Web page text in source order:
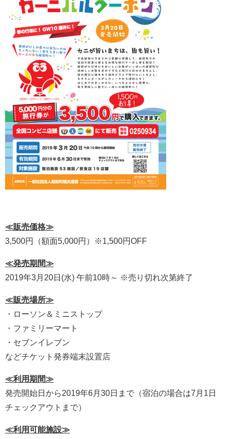
≪販売価格≫
3,500円（額面5,000円）※1,500円OFF
≪発売期間≫
2019年3月20日(水) 午前10時～ ※売り切れ次第終了
≪販売場所≫
・ローソン＆ミニストップ
・ファミリーマート
・セブンイレブン
などチケット発券端末設置店
≪利用期間≫
発売開始日から2019年6月30日まで（宿泊の場合は7月1日
チェックアウトまで）
≪利用可能施設≫